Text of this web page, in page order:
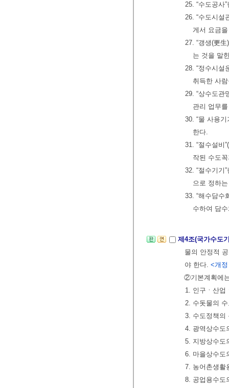
25. “수도공사
26. “수도시설
게서 요금
27. “갱생(更
는 것을 말
28. “정수시설
취득한 사
29. “상수도관
관리 업무
30. “물 사용
한다.
31. “절수설비
작된 수도
32. “절수기기
으로 정하
33. “해수담수
수하여 담
제4조(국가수도
물의 안정적
야 한다. <개
②기본계획에
1. 인구ㆍ산업
2. 수돗물의
3. 수도정책의
4. 광역상수도
5. 지방상수도
6. 마을상수도
7. 농어촌생활
8. 공업용수도